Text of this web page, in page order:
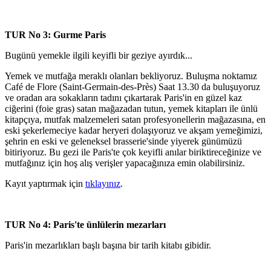
TUR No 3: Gurme Paris
Bugünü yemekle ilgili keyifli bir geziye ayırdık...
Yemek ve mutfağa meraklı olanları bekliyoruz. Buluşma noktamız
Café de Flore (Saint-Germain-des-Près) Saat 13.30 da buluşuyoruz
ve oradan ara sokakların tadını çıkartarak Paris'in en güzel kaz
ciğerini (foie gras) satan mağazadan tutun, yemek kitapları ile ünlü
kitapçıya, mutfak malzemeleri satan profesyonellerin mağazasına, en
eski şekerlemeciye kadar heryeri dolaşıyoruz ve akşam yemeğimizi,
şehrin en eski ve geleneksel brasserie'sinde yiyerek günümüzü
bitiriyoruz. Bu gezi ile Paris'te çok keyifli anılar biriktireceğinize ve
mutfağınız için hoş alış verişler yapacağınıza emin olabilirsiniz.
Kayıt yaptırmak için tıklayınız.
TUR No 4: Paris'te ünlülerin mezarları
Paris'in mezarlıkları başlı başına bir tarih kitabı gibidir.